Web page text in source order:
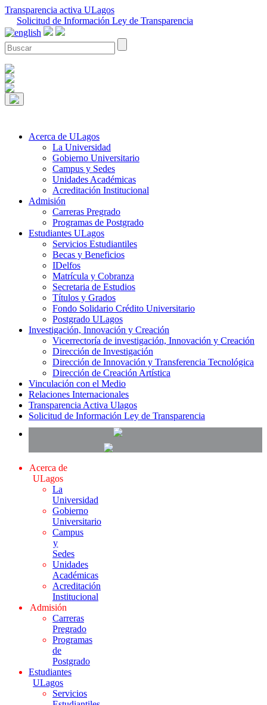
Transparencia activa ULagos
Solicitud de Información Ley de Transparencia
Acerca de ULagos
La Universidad
Gobierno Universitario
Campus y Sedes
Unidades Académicas
Acreditación Institucional
Admisión
Carreras Pregrado
Programas de Postgrado
Estudiantes ULagos
Servicios Estudiantiles
Becas y Beneficios
IDelfos
Matrícula y Cobranza
Secretaria de Estudios
Títulos y Grados
Fondo Solidario Crédito Universitario
Postgrado ULagos
Investigación, Innovación y Creación
Vicerrectoría de investigación, Innovación y Creación
Dirección de Investigación
Dirección de Innovación y Transferencia Tecnológica
Dirección de Creación Artística
Vinculación con el Medio
Relaciones Internacionales
Transparencia Activa Ulagos
Solicitud de Información Ley de Transparencia
Acerca de
ULagos
La
Universidad
Gobierno
Universitario
Campus
y
Sedes
Unidades
Académicas
Acreditación
Institucional
Admisión
Carreras
Pregrado
Programas
de
Postgrado
Estudiantes
ULagos
Servicios